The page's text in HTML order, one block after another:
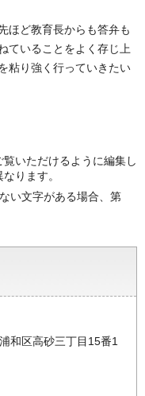
ほど教育長からも答弁も
ていることをよく存じ上
粘り強く行っていきたい
いただけるように編集し
ります。
い文字がある場合、第
和区高砂三丁目15番1